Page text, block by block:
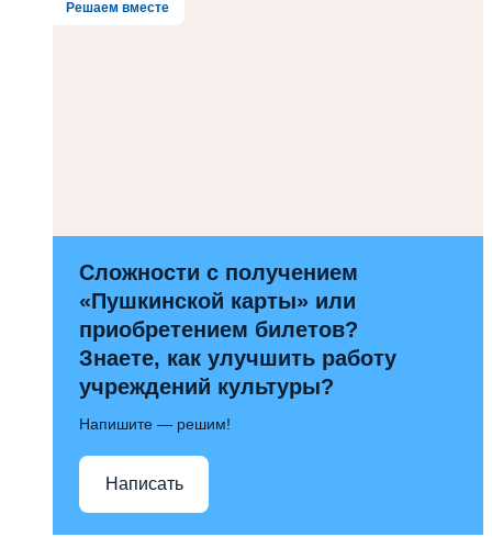
Решаем вместе
Сложности с получением
«Пушкинской карты» или
приобретением билетов?
Знаете, как улучшить работу
учреждений культуры?
Напишите — решим!
Написать